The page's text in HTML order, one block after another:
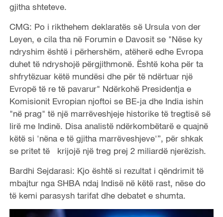
gjitha shteteve.
CMG: Po i rikthehem deklaratës së Ursula von der
Leyen, e cila tha në Forumin e Davosit se "Nëse ky
ndryshim është i përhershëm, atëherë edhe Evropa
duhet të ndryshojë përgjithmonë. Është koha për ta
shfrytëzuar këtë mundësi dhe për të ndërtuar një
Evropë të re të pavarur" Ndërkohë Presidentja e
Komisionit Evropian njoftoi se BE-ja dhe India ishin
"në prag" të një marrëveshjeje historike të tregtisë së
lirë me Indinë. Disa analistë ndërkombëtarë e quajnë
këtë si 'nëna e të gjitha marrëveshjeve'”, për shkak
se pritet të krijojë një treg prej 2 miliardë njerëzish.
Bardhi Sejdarasi: Kjo është si rezultat i qëndrimit të
mbajtur nga SHBA ndaj Indisë në këtë rast, nëse do
të kemi parasysh tarifat dhe debatet e shumta.